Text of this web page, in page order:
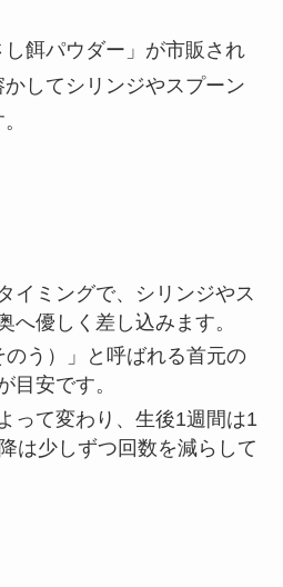
餌パウダー」が市販され
してシリンジやスプーン
イミングで、シリンジやス
へ優しく差し込みます。
う）」と呼ばれる首元の
目安です。
って変わり、生後1週間は1
は少しずつ回数を減らして